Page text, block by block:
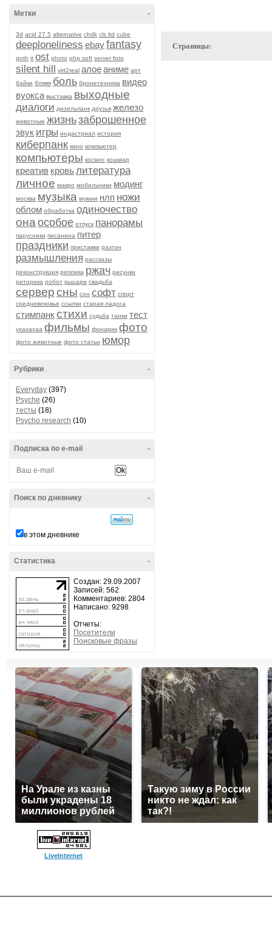
-
Метки
3d acid 27.5 alternative chdk cls ltd cube
deeploneliness ebayfantasy
goth it ost photo php soft server foto
silent hill virt2real алоеаниме арт
байки бляяя боль бронетехника видео
вуокса выставка выходные
диалоги дизельпанк друзья железо
животные жизньзаброшенное
звук игры индастриал история
киберпанк кино компьютер
компьютеры космос кошмар
креатив кровьлитература
личное макро мобильники модинг
москва музыка мумии нлп ножи
облом обработка одиночество
она особое отпуск панорамы
парусники писанина питер
праздники приставки разгон
размышления рассказы
реконструкция реплика ржач рисунки
риторика робот рыцари свадьба
серверсны сон софт спорт
средневековье ссылки старая ладога
стимпанкстихи судьба танки тест
ухахахаа фильмы фонарик фото
фото животные фото статьи юмор
-
Рубрики
Everyday (397)
Psyche (26)
тесты (18)
Psycho research (10)
-
Подписка по e-mail
-
Поиск по дневнику
в этом дневнике
-
Статистика
Создан: 29.09.2007
Записей: 562
Комментариев: 2804
Написано: 9298
Отчеты:
Посетители
Поисковые фразы
Страницы:
На Урале из казны
были украдены 18
миллионов рублей
Такую зиму в России
никто не ждал: как
так?!
LiveInternet